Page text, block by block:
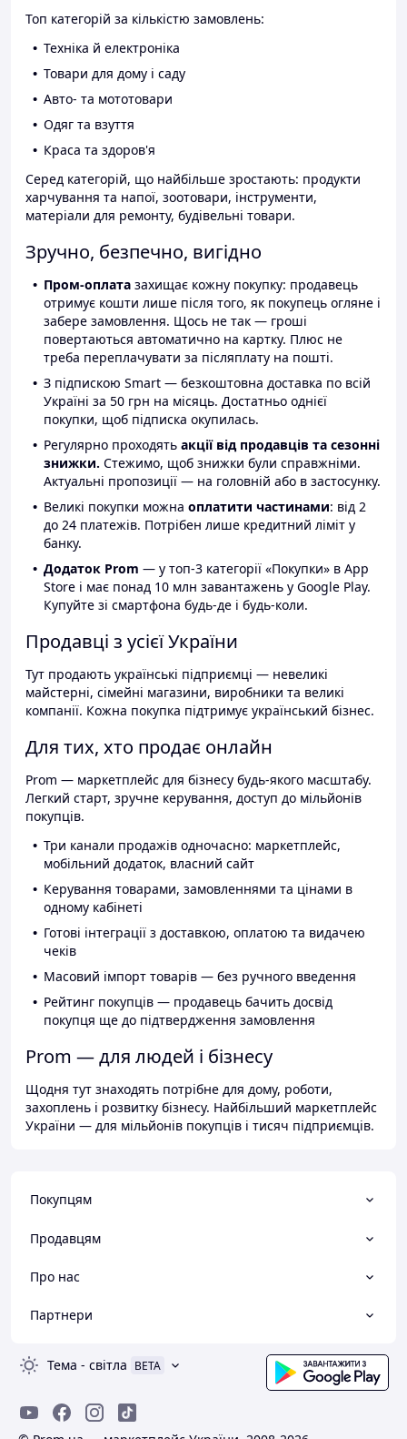
Топ категорій за кількістю замовлень:
Техніка й електроніка
Товари для дому і саду
Авто- та мототовари
Одяг та взуття
Краса та здоров'я
Серед категорій, що найбільше зростають: продукти
харчування та напої, зоотовари, інструменти,
матеріали для ремонту, будівельні товари.
Зручно, безпечно, вигідно
Пром-оплата захищає кожну покупку: продавець
отримує кошти лише після того, як покупець огляне і
забере замовлення. Щось не так — гроші
повертаються автоматично на картку. Плюс не
треба переплачувати за післяплату на пошті.
З підпискою Smart — безкоштовна доставка по всій
Україні за 50 грн на місяць. Достатньо однієї
покупки, щоб підписка окупилась.
Регулярно проходять акції від продавців та сезонні
знижки. Стежимо, щоб знижки були справжніми.
Актуальні пропозиції — на головній або в застосунку.
Великі покупки можна оплатити частинами: від 2
до 24 платежів. Потрібен лише кредитний ліміт у
банку.
Додаток Prom — у топ-3 категорії «Покупки» в App
Store і має понад 10 млн завантажень у Google Play.
Купуйте зі смартфона будь-де і будь-коли.
Продавці з усієї України
Тут продають українські підприємці — невеликі
майстерні, сімейні магазини, виробники та великі
компанії. Кожна покупка підтримує український бізнес.
Для тих, хто продає онлайн
Prom — маркетплейс для бізнесу будь-якого масштабу.
Легкий старт, зручне керування, доступ до мільйонів
покупців.
Три канали продажів одночасно: маркетплейс,
мобільний додаток, власний сайт
Керування товарами, замовленнями та цінами в
одному кабінеті
Готові інтеграції з доставкою, оплатою та видачею
чеків
Масовий імпорт товарів — без ручного введення
Рейтинг покупців — продавець бачить досвід
покупця ще до підтвердження замовлення
Prom — для людей і бізнесу
Щодня тут знаходять потрібне для дому, роботи,
захоплень і розвитку бізнесу. Найбільший маркетплейс
України — для мільйонів покупців і тисяч підприємців.
Покупцям
Продавцям
Про нас
Партнери
Тема - світла BETA